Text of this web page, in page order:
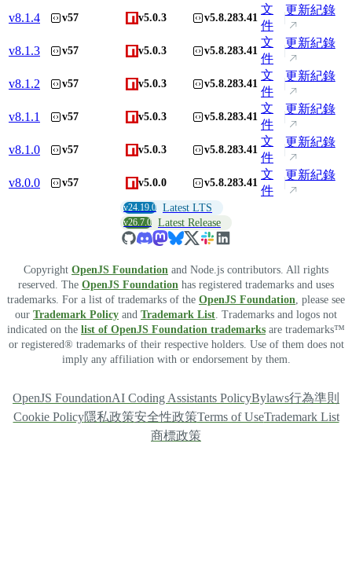
v8.1.4 v57 v5.0.3 v5.8.283.41
文
件
更新紀錄
v8.1.3 v57 v5.0.3 v5.8.283.41
文
件
更新紀錄
v8.1.2 v57 v5.0.3 v5.8.283.41
文
件
更新紀錄
v8.1.1 v57 v5.0.3 v5.8.283.41
文
件
更新紀錄
v8.1.0 v57 v5.0.3 v5.8.283.41
文
件
更新紀錄
v8.0.0 v57 v5.0.0 v5.8.283.41
文
件
更新紀錄
v24.19.0 Latest LTS
v26.7.0 Latest Release
Copyright OpenJS Foundation and Node.js contributors. All rights
reserved. The OpenJS Foundation has registered trademarks and uses
trademarks. For a list of trademarks of the OpenJS Foundation , please see
our Trademark Policy and Trademark List . Trademarks and logos not
indicated on the list of OpenJS Foundation trademarks are trademarks™
or registered® trademarks of their respective holders. Use of them does not
imply any affiliation with or endorsement by them.
OpenJS FoundationAI Coding Assistants PolicyBylaws行為準則
Cookie Policy隱私政策安全性政策Terms of UseTrademark List
商標政策